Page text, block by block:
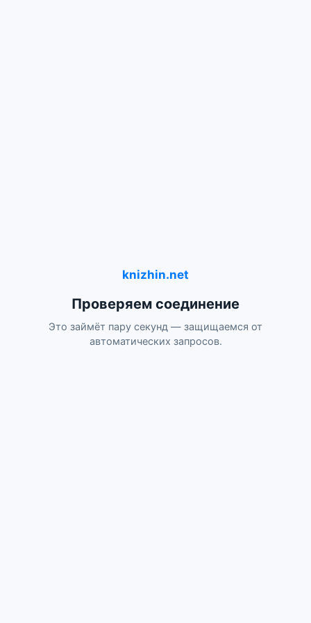
knizhin.net
Проверяем соединение
Это займёт пару секунд — защищаемся от
автоматических запросов.